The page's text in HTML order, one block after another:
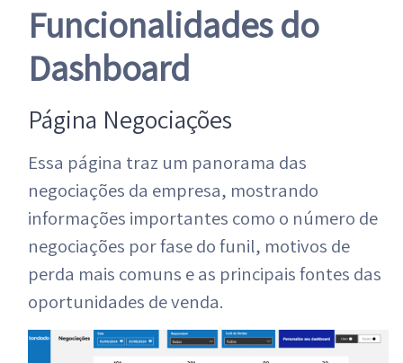
Funcionalidades do
Dashboard
Página Negociações
Essa página traz um panorama das
negociações da empresa, mostrando
informações importantes como o número de
negociações por fase do funil, motivos de
perda mais comuns e as principais fontes das
oportunidades de venda.